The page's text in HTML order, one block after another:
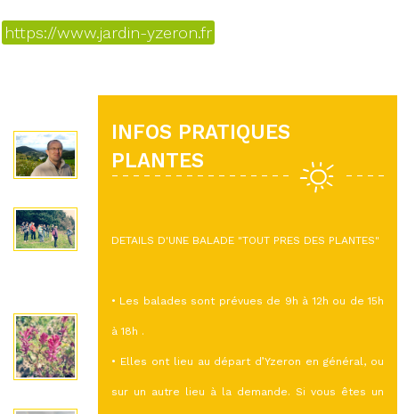
https://www.jardin-yzeron.fr
INFOS PRATIQUES
PLANTES
DETAILS D'UNE BALADE "TOUT PRES DES PLANTES"
• Les balades sont prévues de 9h à 12h ou de 15h
à 18h .
• Elles ont lieu au départ d’Yzeron en général, ou
sur un autre lieu à la demande. Si vous êtes un